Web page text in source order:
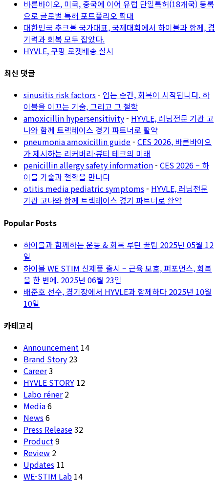
바른바이오, 미국, 중국에 이어 유럽 단일특허(18개국) 등록
으로 글로벌 특허 포트폴리오 확대
대한민국 추크볼 국가대표, 국제대회에서 하이블과 함께, 경
기력과 회복 모두 잡았다.
HYVLE, 쿠팡 로켓배송 실시
최신 댓글
sinusitis risk factors- 입는 순간, 회복이 시작됩니다. 하
이블을 이끄는 기술, 그리고 그 철학
amoxicillin hypersensitivity- HYVLE, 러닝전문 기관 고
나와 함께 트렉레이스 경기 파트너로 활약
pneumonia amoxicillin guide- CES 2026, 바른바이오
가 제시하는 리커버리·뷰티 테크의 미래
penicillin allergy safety information- CES 2026 – 하
이블 기술과 철학을 만나다
otitis media pediatric symptoms- HYVLE, 러닝전문
기관 고나와 함께 트렉레이스 경기 파트너로 활약
Popular Posts
하이블과 함께하는 운동 & 회복 루틴 꿀팁 2025년 05월 12
일
하이블 WE STIM 신제품 출시 – 근육 보호, 퍼포먼스, 회복
을 한 번에. 2025년 06월 23일
배준호 선수, 경기장에서 HYVLE과 함께하다 2025년 10월
10일
카테고리
Announcement 14
Brand Story 23
Career3
HYVLE STORY 12
Labo réner 2
Media6
News6
Press Release32
Product9
Review 2
Updates 11
WE-STIM Lab 14